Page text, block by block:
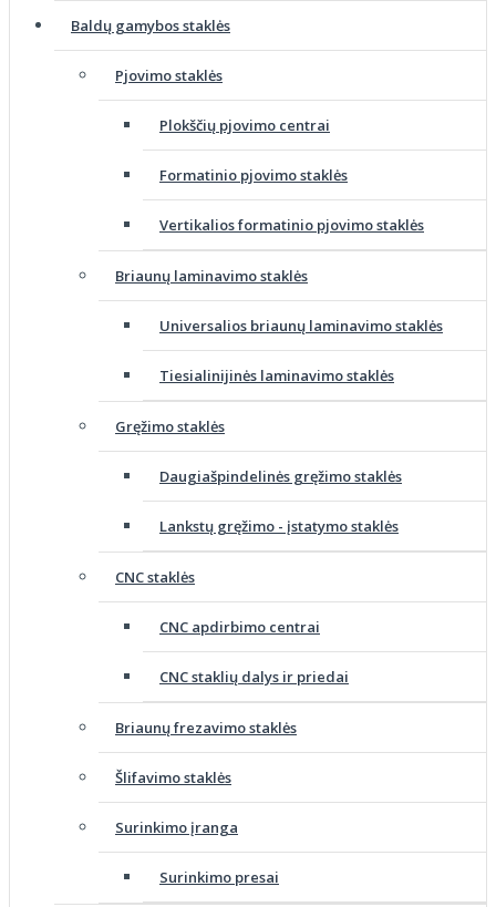
Baldų gamybos staklės
Pjovimo staklės
Plokščių pjovimo centrai
Formatinio pjovimo staklės
Vertikalios formatinio pjovimo staklės
Briaunų laminavimo staklės
Universalios briaunų laminavimo staklės
Tiesialinijinės laminavimo staklės
Gręžimo staklės
Daugiašpindelinės gręžimo staklės
Lankstų gręžimo - įstatymo staklės
CNC staklės
CNC apdirbimo centrai
CNC staklių dalys ir priedai
Briaunų frezavimo staklės
Šlifavimo staklės
Surinkimo įranga
Surinkimo presai